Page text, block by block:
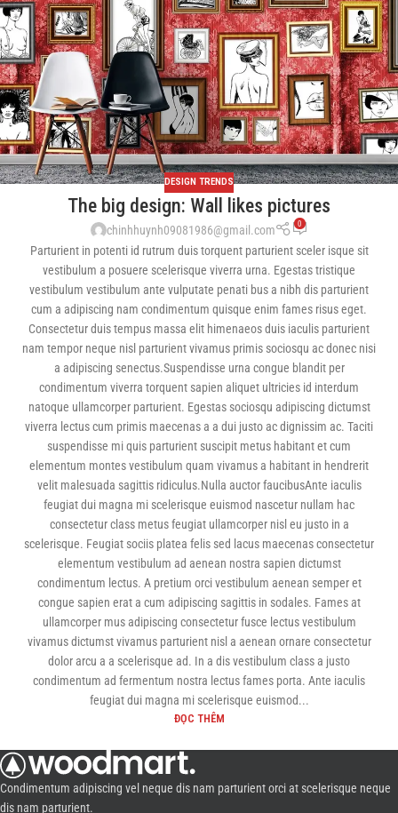
DESIGN TRENDS
The big design: Wall likes pictures
chinhhuynh09081986@gmail.com 0
Parturient in potenti id rutrum duis torquent parturient sceler isque sit
vestibulum a posuere scelerisque viverra urna. Egestas tristique
vestibulum vestibulum ante vulputate penati bus a nibh dis parturient
cum a adipiscing nam condimentum quisque enim fames risus eget.
Consectetur duis tempus massa elit himenaeos duis iaculis parturient
nam tempor neque nisl parturient vivamus primis sociosqu ac donec nisi
a adipiscing senectus.Suspendisse urna congue blandit per
condimentum viverra torquent sapien aliquet ultricies id interdum
natoque ullamcorper parturient. Egestas sociosqu adipiscing dictumst
viverra lectus cum primis maecenas a a dui justo ac dignissim ac. Taciti
suspendisse mi quis parturient suscipit metus habitant et cum
elementum montes vestibulum quam vivamus a habitant in hendrerit
velit malesuada sagittis ridiculus.Nulla auctor faucibusAnte iaculis
feugiat dui magna mi scelerisque euismod nascetur nullam hac
consectetur class metus feugiat ullamcorper nisl eu justo in a
scelerisque. Feugiat sociis platea felis sed lacus maecenas consectetur
elementum vestibulum ad aenean nostra sapien dictumst
condimentum lectus. A pretium orci vestibulum aenean semper et
congue sapien erat a cum adipiscing sagittis in sodales. Fames at
ullamcorper mus adipiscing consectetur fusce lectus vestibulum
vivamus dictumst vivamus parturient nisl a aenean ornare consectetur
dolor arcu a a scelerisque ad. In a dis vestibulum class a justo
condimentum ad fermentum nostra lectus fames porta. Ante iaculis
feugiat dui magna mi scelerisque euismod...
ĐỌC THÊM
Condimentum adipiscing vel neque dis nam parturient orci at scelerisque neque
dis nam parturient.